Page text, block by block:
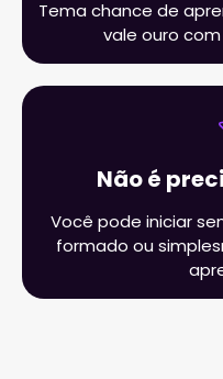
Tema chance de
vale ouro
Não é
Você pode iniciar
formado ou